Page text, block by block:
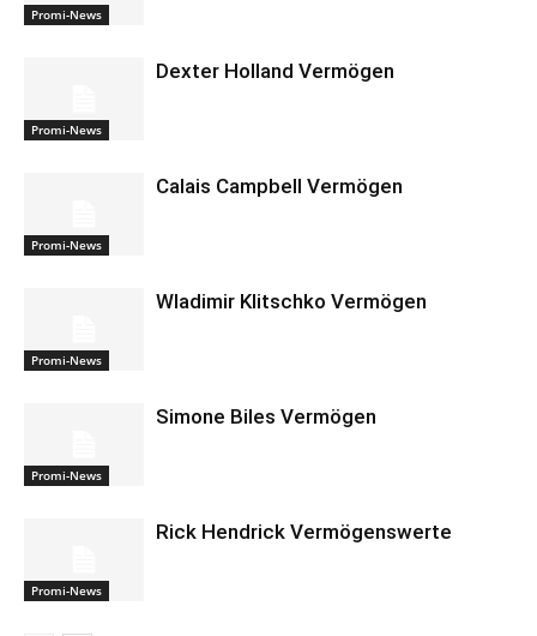
Promi-News
Promi-News
Dexter Holland Vermögen
Promi-News
Calais Campbell Vermögen
Promi-News
Wladimir Klitschko Vermögen
Promi-News
Simone Biles Vermögen
Promi-News
Rick Hendrick Vermögenswerte